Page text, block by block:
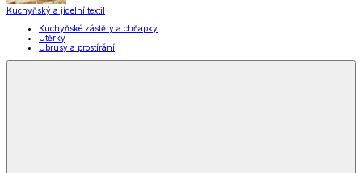
Kuchyňský a jídelní textil
Kuchyňské zástěry a chňapky
Utěrky
Ubrusy a prostírání